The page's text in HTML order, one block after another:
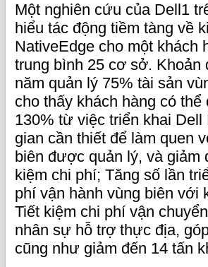
Một nghiên cứu của Dell1
hiểu tác động tiềm tàng về
NativeEdge cho một khách
trung bình 25 cơ sở. Khoản
năm quản lý 75% tài sản
cho thấy khách hàng có
130% từ việc triển khai
gian cần thiết để làm quen
biên được quản lý, và
kiệm chi phí; Tăng số lần
phí vận hành vùng biên với
Tiết kiệm chi phí vận
nhân sự hỗ trợ thực địa,
cũng như giảm đến 14 tấn